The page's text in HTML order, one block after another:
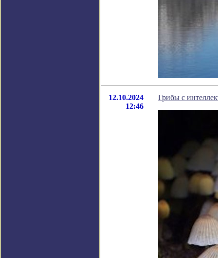
12.10.2024
12:46
Грибы с